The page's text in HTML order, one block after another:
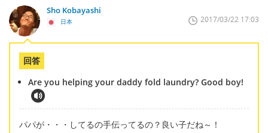
Sho Kobayashi
日本 2017/03/22 17:03
回答
Are you helping your daddy fold laundry? Good boy!
パパが・・・してるの手伝ってるの？良い子だね～！